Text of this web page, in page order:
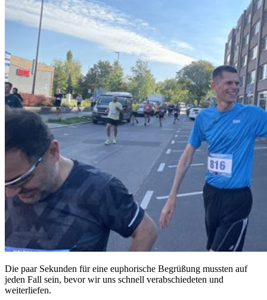
Die paar Sekunden für eine euphorische Begrüßung mussten auf
jeden Fall sein, bevor wir uns schnell verabschiedeten und
weiterliefen.